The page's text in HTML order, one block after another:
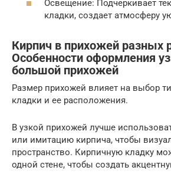
Освещение: Подчеркивает
кладки, создает атмосферу
Кирпич в прихожей разных
Особенности оформления
большой прихожей
Размер прихожей влияет на выбор
кладки и ее расположения.
В узкой прихожей лучше
или имитацию кирпича, чтобы
пространство. Кирпичную кладку
одной стене, чтобы создать